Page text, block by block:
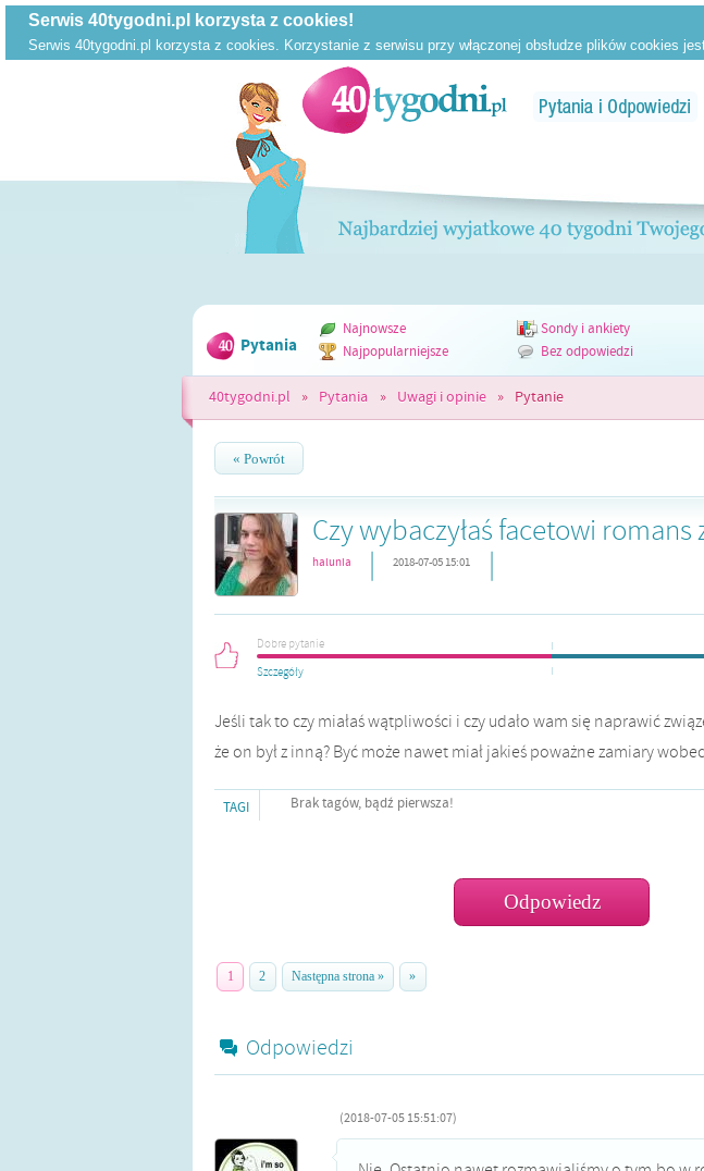
Pytania
Najnowsze Sondy i ankiety
Najpopularniejsze
Bez odpowiedzi
40tygodni.pl » Pytania » Uwagi i opinie » Pytanie
« Powrót
Czy wybaczyłaś facetowi romans
halunia | 2018-07-05 15:01 |
Dobre pytanie
Szczegóły
Jeśli tak to czy miałaś wątpliwości i czy udało wam się naprawić
że on był z inną? Być może nawet miał jakieś poważne zamiary
TAGI Brak tagów, bądź pierwsza!
1 2 Następna strona » »
Odpowiedzi
(2018-07-05 15:51:07)